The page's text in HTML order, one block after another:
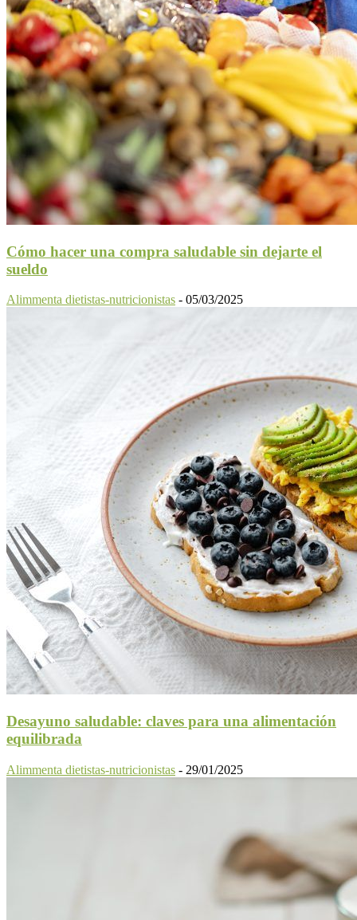
Cómo hacer una compra saludable sin dejarte el
sueldo
Alimmenta dietistas-nutricionistas - 05/03/2025
Desayuno saludable: claves para una alimentación
equilibrada
Alimmenta dietistas-nutricionistas - 29/01/2025